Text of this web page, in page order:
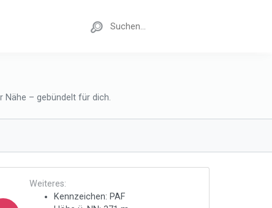
Nähe – gebündelt für dich.
Weiteres:
Kennzeichen: PAF